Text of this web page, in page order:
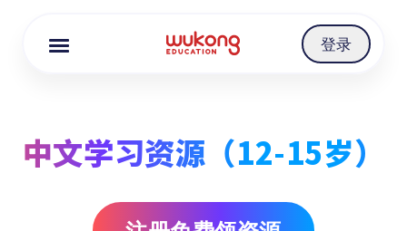
登录
中文学习资源（12-15岁）